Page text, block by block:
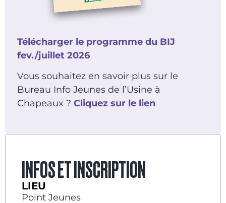
Télécharger le programme du BIJ
fev./juillet 2026
Vous souhaitez en savoir plus sur le
Bureau Info Jeunes de l’Usine à
Chapeaux ? Cliquez sur le lien
INFOS ET INSCRIPTION
LIEU
Point Jeunes